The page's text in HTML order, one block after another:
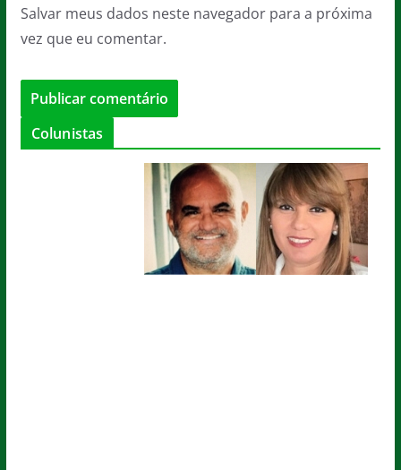
Salvar meus dados neste navegador para a próxima
vez que eu comentar.
Colunistas